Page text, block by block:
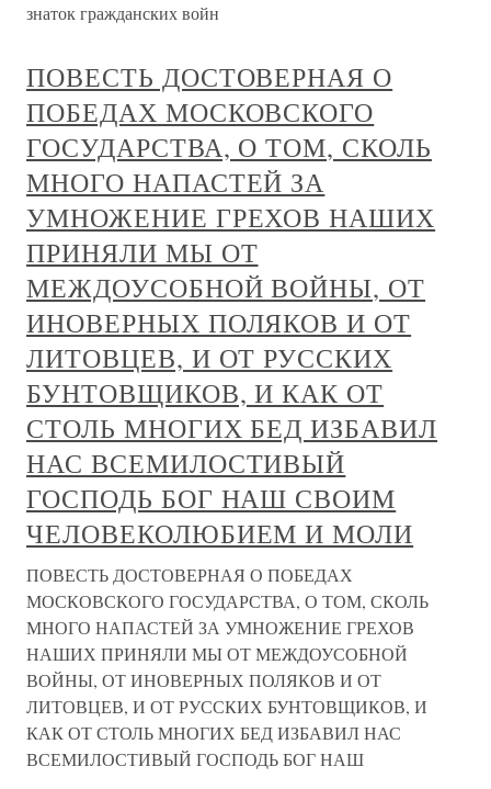
знаток гражданских войн
ПОВЕСТЬ ДОСТОВЕРНАЯ О
ПОБЕДАХ МОСКОВСКОГО
ГОСУДАРСТВА, О ТОМ, СКОЛЬ
МНОГО НАПАСТЕЙ ЗА
УМНОЖЕНИЕ ГРЕХОВ НАШИХ
ПРИНЯЛИ МЫ ОТ
МЕЖДОУСОБНОЙ ВОЙНЫ, ОТ
ИНОВЕРНЫХ ПОЛЯКОВ И ОТ
ЛИТОВЦЕВ, И ОТ РУССКИХ
БУНТОВЩИКОВ, И КАК ОТ
СТОЛЬ МНОГИХ БЕД ИЗБАВИЛ
НАС ВСЕМИЛОСТИВЫЙ
ГОСПОДЬ БОГ НАШ СВОИМ
ЧЕЛОВЕКОЛЮБИЕМ И МОЛИ
ПОВЕСТЬ ДОСТОВЕРНАЯ О ПОБЕДАХ
МОСКОВСКОГО ГОСУДАРСТВА, О ТОМ, СКОЛЬ
МНОГО НАПАСТЕЙ ЗА УМНОЖЕНИЕ ГРЕХОВ
НАШИХ ПРИНЯЛИ МЫ ОТ МЕЖДОУСОБНОЙ
ВОЙНЫ, ОТ ИНОВЕРНЫХ ПОЛЯКОВ И ОТ
ЛИТОВЦЕВ, И ОТ РУССКИХ БУНТОВЩИКОВ, И
КАК ОТ СТОЛЬ МНОГИХ БЕД ИЗБАВИЛ НАС
ВСЕМИЛОСТИВЫЙ ГОСПОДЬ БОГ НАШ